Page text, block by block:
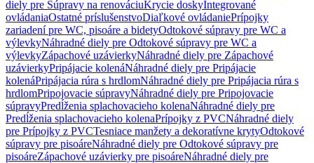
diely pre Súpravy na renováciuKrycie doskyIntegrované
ovládaniaOstatné príslušenstvoDiaľkové ovládaniePrípojky
zariadení pre WC, pisoáre a bidetyOdtokové súpravy pre WC a
výlevkyNáhradné diely pre Odtokové súpravy pre WC a
výlevkyZápachové uzávierkyNáhradné diely pre Zápachové
uzávierkyPripájacie kolenáNáhradné diely pre Pripájacie
kolenáPripájacia rúra s hrdlomNáhradné diely pre Pripájacia rúra s
hrdlomPripojovacie súpravyNáhradné diely pre Pripojovacie
súpravyPredĺženia splachovacieho kolenaNáhradné diely pre
Predĺženia splachovacieho kolenaPrípojky z PVCNáhradné diely
pre Prípojky z PVCTesniace manžety a dekoratívne krytyOdtokové
súpravy pre pisoáreNáhradné diely pre Odtokové súpravy pre
pisoáreZápachové uzávierky pre pisoáreNáhradné diely pre